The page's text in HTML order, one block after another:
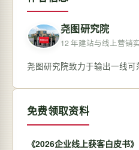
尧图研究院
12 年建站与线上营销
尧图研究院致力于输出一线
免费领取资料
《2026企业线上获客白皮书》